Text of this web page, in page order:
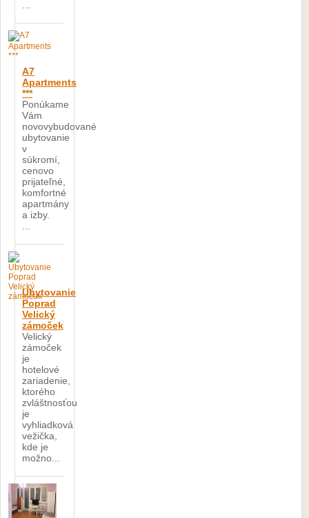
A7
Apartments
***
Ponúkame
Vám
novovybudované
ubytovanie
v
súkromí,
cenovo
prijateľné,
komfortné
apartmány
a izby.
Ubytovanie
Poprad
Velický
zámoček
Velický
zámoček
je
hotelové
zariadenie,
ktorého
zvláštnosťou
je
vyhliadková
vežička,
kde je
možno...